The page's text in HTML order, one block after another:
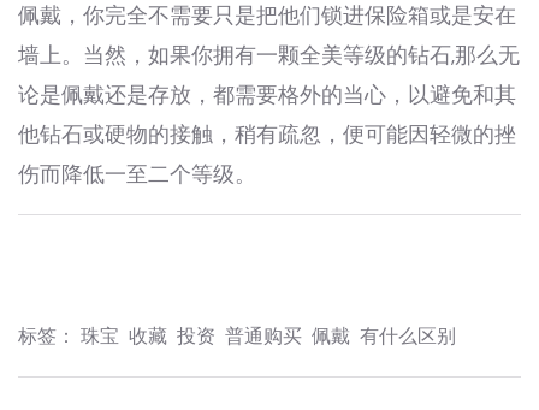
佩戴，你完全不需要只是把他们锁进保险箱或是安在
墙上。当然，如果你拥有一颗全美等级的钻石,那么无
论是佩戴还是存放，都需要格外的当心，以避免和其
他钻石或硬物的接触，稍有疏忽，便可能因轻微的挫
伤而降低一至二个等级。
标签： 珠宝 收藏 投资 普通购买 佩戴 有什么区别